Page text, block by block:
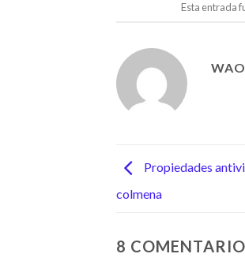
Esta entrada
WAO
Propiedades
colmena
8